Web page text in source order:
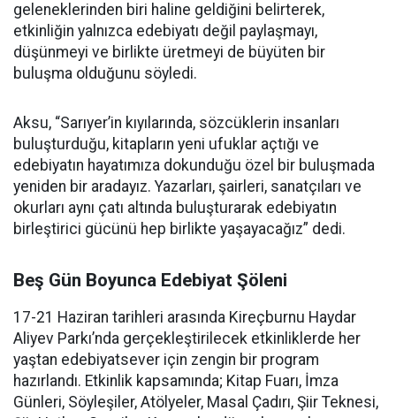
geleneklerinden biri haline geldiğini belirterek,
etkinliğin yalnızca edebiyatı değil paylaşmayı,
düşünmeyi ve birlikte üretmeyi de büyüten bir
buluşma olduğunu söyledi.
Aksu, “Sarıyer’in kıyılarında, sözcüklerin insanları
buluşturduğu, kitapların yeni ufuklar açtığı ve
edebiyatın hayatımıza dokunduğu özel bir buluşmada
yeniden bir aradayız. Yazarları, şairleri, sanatçıları ve
okurları aynı çatı altında buluşturarak edebiyatın
birleştirici gücünü hep birlikte yaşayacağız” dedi.
Beş Gün Boyunca Edebiyat Şöleni
17-21 Haziran tarihleri arasında Kireçburnu Haydar
Aliyev Parkı’nda gerçekleştirilecek etkinliklerde her
yaştan edebiyatsever için zengin bir program
hazırlandı. Etkinlik kapsamında; Kitap Fuarı, İmza
Günleri, Söyleşiler, Atölyeler, Masal Çadırı, Şiir Teknesi,